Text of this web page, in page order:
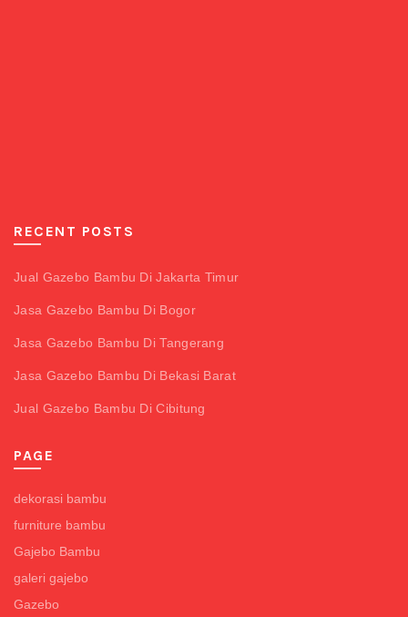
RECENT POSTS
Jual Gazebo Bambu Di Jakarta Timur
Jasa Gazebo Bambu Di Bogor
Jasa Gazebo Bambu Di Tangerang
Jasa Gazebo Bambu Di Bekasi Barat
Jual Gazebo Bambu Di Cibitung
PAGE
dekorasi bambu
furniture bambu
Gajebo Bambu
galeri gajebo
Gazebo